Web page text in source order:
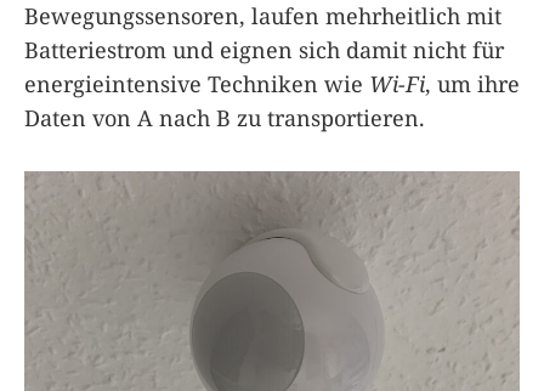
Bewegungssensoren, laufen mehrheitlich mit
Batteriestrom und eignen sich damit nicht für
energieintensive Techniken wie Wi-Fi, um ihre
Daten von A nach B zu transportieren.